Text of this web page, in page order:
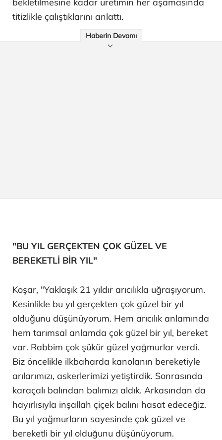
bekletilmesine kadar üretimin her aşamasında
titizlikle çalıştıklarını anlattı.
Haberin Devamı
"BU YIL GERÇEKTEN ÇOK GÜZEL VE
BEREKETLİ BİR YIL"
Koşar, "Yaklaşık 21 yıldır arıcılıkla uğraşıyorum.
Kesinlikle bu yıl gerçekten çok güzel bir yıl
olduğunu düşünüyorum. Hem arıcılık anlamında
hem tarımsal anlamda çok güzel bir yıl, bereket
var. Rabbim çok şükür güzel yağmurlar verdi.
Biz öncelikle ilkbaharda kanolanın bereketiyle
arılarımızı, askerlerimizi yetiştirdik. Sonrasında
karaçalı balından balımızı aldık. Arkasından da
hayırlısıyla inşallah çiçek balını hasat edeceğiz.
Bu yıl yağmurların sayesinde çok güzel ve
bereketli bir yıl olduğunu düşünüyorum.